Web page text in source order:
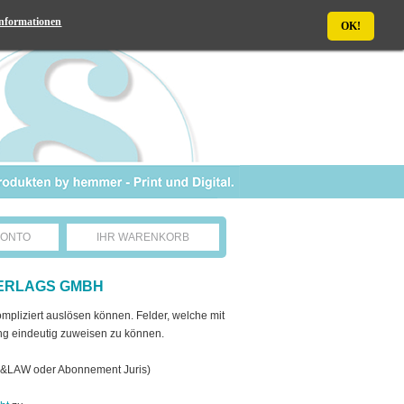
IHR WARENKORB
GMBH
auslösen können. Felder, welche mit
eindeutig zuweisen zu können.
oder Abonnement Juris)
OK!